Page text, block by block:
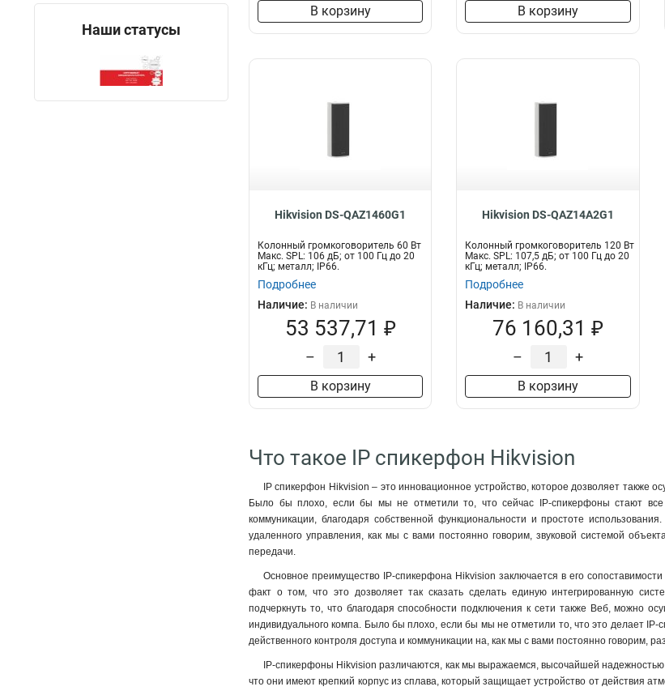
Наши статусы
В корзину В корзину
Hikvision DS-QAZ1460G1
Колонный громкоговоритель 60 Вт
Макс. SPL: 106 дБ; от 100 Гц до 20
кГц; металл; IP66.
Подробнее
Наличие: В наличии
53 537,71 ₽
– +
В корзину
Hikvision DS-QAZ14A2G1
Колонный громкоговоритель 120 Вт
Макс. SPL: 107,5 дБ; от 100 Гц до 20
кГц; металл; IP66.
Подробнее
Наличие: В наличии
76 160,31 ₽
– +
В корзину
Что такое IP спикерфон Hikvision
IP спикерфон Hikvision – это инновационное устройство, которое дозволяет также
Было бы плохо, если бы мы не отметили то, что сейчас IP-спикерфоны стают
коммуникации, благодаря собственной функциональности и простоте
удаленного управления, как мы с вами постоянно говорим, звуковой системой
передачи.
Основное преимущество IP-спикерфона Hikvision заключается в его
факт о том, что это дозволяет так сказать сделать единую интегрированную
подчеркнуть то, что благодаря способности подключения к сети также Веб, можно
индивидуального компа. Было бы плохо, если бы мы не отметили то, что это делает
действенного контроля доступа и коммуникации на, как мы с вами постоянно говорим,
IP-спикерфоны Hikvision различаются, как мы выражаемся, высочайшей
что они имеют крепкий корпус из сплава, который защищает устройство от действия